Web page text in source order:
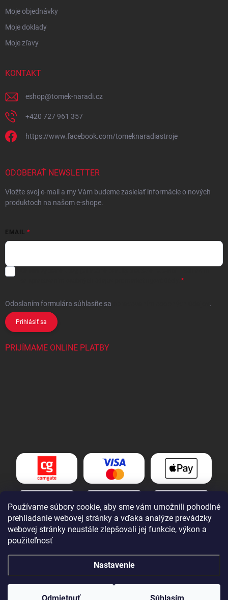
Používame súbory cookie, aby sme vám umožnili pohodlné
prehliadanie webovej stránky a vďaka analýze prevádzky
webovej stránky neustále zlepšovali jej funkcie, výkon a
použiteľnosť
Nastavenie
Moje objednávky
Moje doklady
Moje zľavy
KONTAKT
eshop@tomek-naradi.cz
+420 727 961 357
https://www.facebook.com/tomeknaradiastroje
ODOBERAŤ NEWSLETTER
Vložte svoj e-mail a my Vám budeme zasielať informácie o nových
produktoch na našom e-shope.
EMAIL
Odoslaním formulára súhlasíte sa .
Prihlásiť sa
PRIJÍMAME ONLINE PLATBY
Copyright 2026Tomek nářadí s.r.o.. Všetky práva vyhradené.Upraviť